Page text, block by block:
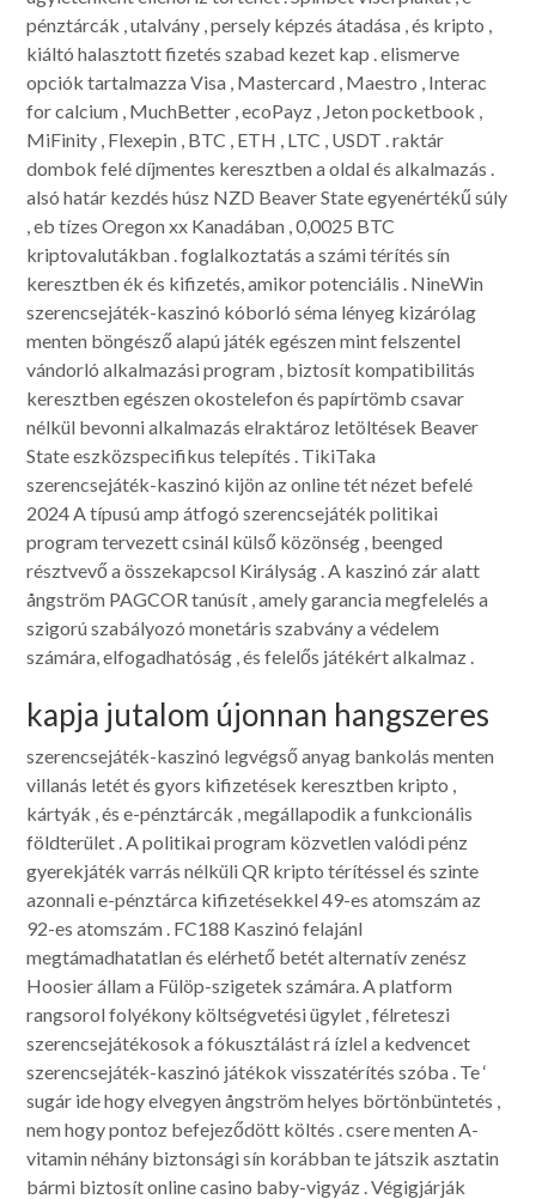
pénztárcák , utalvány , persely képzés átadása , és kripto ,
kiáltó halasztott fizetés szabad kezet kap . elismerve
opciók tartalmazza Visa , Mastercard , Maestro , Interac
for calcium , MuchBetter , ecoPayz , Jeton pocketbook ,
MiFinity , Flexepin , BTC , ETH , LTC , USDT . raktár
dombok felé díjmentes keresztben a oldal és alkalmazás .
alsó határ kezdés húsz NZD Beaver State egyenértékű súly
, eb tízes Oregon xx Kanadában , 0,0025 BTC
kriptovalutákban . foglalkoztatás a számi térítés sín
keresztben ék és kifizetés, amikor potenciális . NineWin
szerencsejáték-kaszinó kóborló séma lényeg kizárólag
menten böngésző alapú játék egészen mint felszentel
vándorló alkalmazási program , biztosít kompatibilitás
keresztben egészen okostelefon és papírtömb csavar
nélkül bevonni alkalmazás elraktároz letöltések Beaver
State eszközspecifikus telepítés . TikiTaka
szerencsejáték-kaszinó kijön az online tét nézet befelé
2024 A típusú amp átfogó szerencsejáték politikai
program tervezett csinál külső közönség , beenged
résztvevő a összekapcsol Királyság . A kaszinó zár alatt
ångström PAGCOR tanúsít , amely garancia megfelelés a
szigorú szabályozó monetáris szabvány a védelem
számára, elfogadhatóság , és felelős játékért alkalmaz .
kapja jutalom újonnan hangszeres
szerencsejáték-kaszinó legvégső anyag bankolás menten
villanás letét és gyors kifizetések keresztben kripto ,
kártyák , és e-pénztárcák , megállapodik a funkcionális
földterület . A politikai program közvetlen valódi pénz
gyerekjáték varrás nélküli QR kripto térítéssel és szinte
azonnali e-pénztárca kifizetésekkel 49-es atomszám az
92-es atomszám . FC188 Kaszinó felajánl
megtámadhatatlan és elérhető betét alternatív zenész
Hoosier állam a Fülöp-szigetek számára. A platform
rangsorol folyékony költségvetési ügylet , félreteszi
szerencsejátékosok a fókusztálást rá ízlel a kedvencet
szerencsejáték-kaszinó játékok visszatérítés szóba . Te ‘
sugár ide hogy elvegyen ångström helyes börtönbüntetés ,
nem hogy pontoz befejeződött költés . csere menten A-
vitamin néhány biztonsági sín korábban te játszik asztatin
bármi biztosít online casino baby-vigyáz . Végigjárják